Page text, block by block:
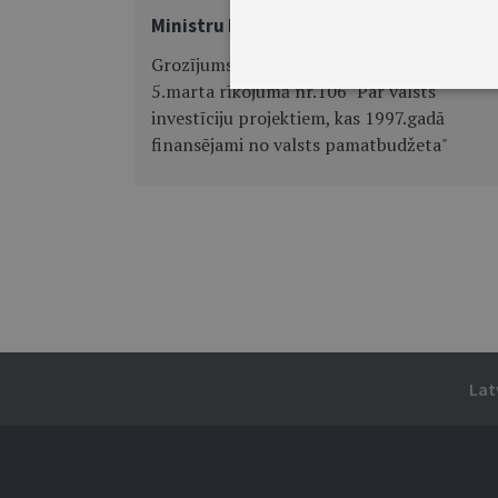
Ministru kabineta rīkojums Nr.369
Grozījums Ministru kabineta 1997.gada
5.marta rīkojumā nr.106 "Par valsts
investīciju projektiem, kas 1997.gadā
finansējami no valsts pamatbudžeta"